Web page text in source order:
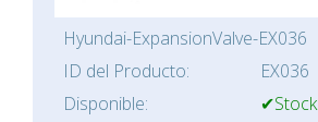
Hyundai-ExpansionValve-EX036
ID del Producto:
EX036
Disponible:
✔Stock